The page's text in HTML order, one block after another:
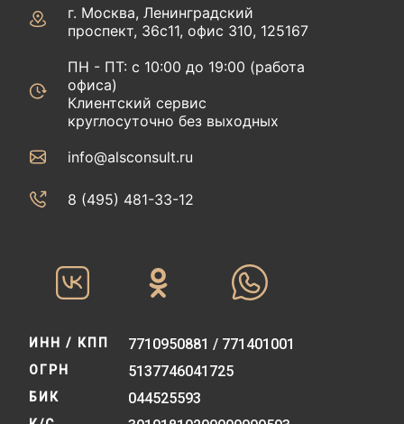
г. Москва, Ленинградский
проспект, 36с11, офис 310, 125167
ПН - ПТ: с 10:00 до 19:00 (работа
офиса)
Клиентский сервис
круглосуточно без выходных
info@alsconsult.ru
8 (495) 481-33-12‬‬
ИНН / КПП 7710950881 / 771401001
ОГРН 5137746041725
БИК 044525593